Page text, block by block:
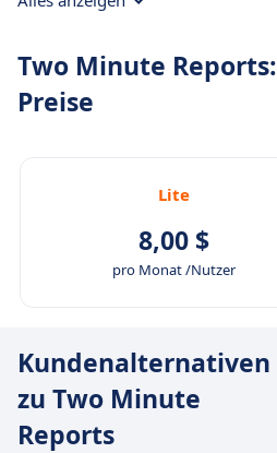
Two Minute Reports:
Preise
Lite
8,00 $
pro Monat /Nutzer
Kundenalternativen
zu Two Minute
Reports